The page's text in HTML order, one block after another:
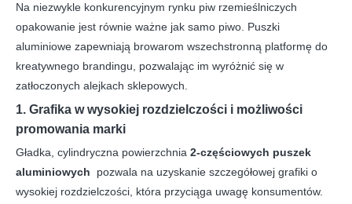
Na niezwykle konkurencyjnym rynku piw rzemieślniczych
opakowanie jest równie ważne jak samo piwo. Puszki
aluminiowe zapewniają browarom wszechstronną platformę do
kreatywnego brandingu, pozwalając im wyróżnić się w
zatłoczonych alejkach sklepowych.
1. Grafika w wysokiej rozdzielczości i możliwości
promowania marki
Gładka, cylindryczna powierzchnia 2-częściowych puszek
aluminiowych
pozwala na uzyskanie szczegółowej grafiki o
wysokiej rozdzielczości, która przyciąga uwagę konsumentów.